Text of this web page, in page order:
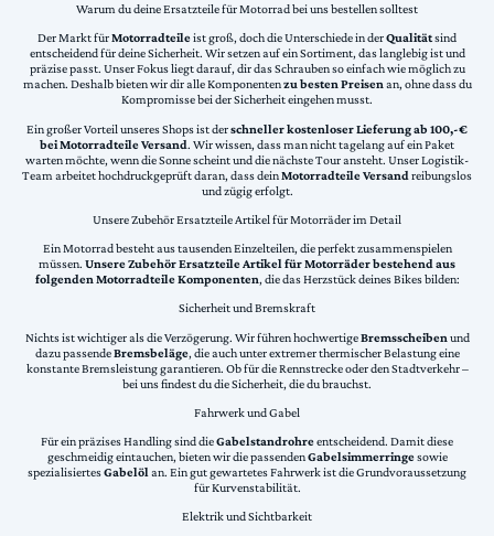
Warum du deine Ersatzteile für Motorrad bei uns bestellen solltest
Der Markt fürMotorradteileist groß, doch die Unterschiede in derQualitätsind
entscheidend für deine Sicherheit. Wir setzen auf ein Sortiment, das langlebig ist und
präzise passt. Unser Fokus liegt darauf, dir das Schrauben so einfach wie möglich zu
machen. Deshalb bieten wir dir alle Komponentenzu besten Preisenan, ohne dass du
Kompromisse bei der Sicherheit eingehen musst.
Ein großer Vorteil unseres Shops ist derschneller kostenloser Lieferung ab 100,-€
bei Motorradteile Versand. Wir wissen, dass man nicht tagelang auf ein Paket
warten möchte, wenn die Sonne scheint und die nächste Tour ansteht. Unser Logistik-
Team arbeitet hochdruckgeprüft daran, dass deinMotorradteile Versand reibungslos
und zügig erfolgt.
Unsere Zubehör Ersatzteile Artikel für Motorräder im Detail
Ein Motorrad besteht aus tausenden Einzelteilen, die perfekt zusammenspielen
müssen. Unsere Zubehör Ersatzteile Artikel für Motorräder bestehend aus
folgenden Motorradteile Komponenten, die das Herzstück deines Bikes bilden:
Sicherheit und Bremskraft
Nichts ist wichtiger als die Verzögerung. Wir führen hochwertigeBremsscheiben und
dazu passendeBremsbeläge, die auch unter extremer thermischer Belastung eine
konstante Bremsleistung garantieren. Ob für die Rennstrecke oder den Stadtverkehr –
bei uns findest du die Sicherheit, die du brauchst.
Fahrwerk und Gabel
Für ein präzises Handling sind dieGabelstandrohreentscheidend. Damit diese
geschmeidig eintauchen, bieten wir die passendenGabelsimmerringesowie
spezialisiertesGabelölan. Ein gut gewartetes Fahrwerk ist die Grundvoraussetzung
für Kurvenstabilität.
Elektrik und Sichtbarkeit